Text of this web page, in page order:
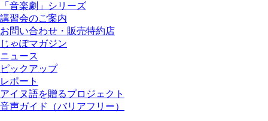
「音楽劇」シリーズ
講習会のご案内
お問い合わせ・販売特約店
じゃぽマガジン
ニュース
ピックアップ
レポート
アイヌ語を贈るプロジェクト
音声ガイド（バリアフリー）